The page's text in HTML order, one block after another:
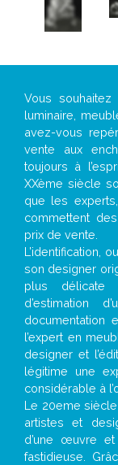
Vous
luminaire,
avez-vous
vente aux
toujours à
XXème siècle
que les
commettent
prix de vente.
L’identification,
son designer
plus délicate
d’estimation
documentation
l’expert en
designer et
légitime une
considérable à
Le 20eme
artistes et
d’une œuvre
fastidieuse.